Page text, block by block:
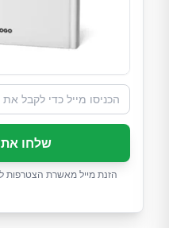
שלחו
הזנת מייל מאשרת הצטרפות